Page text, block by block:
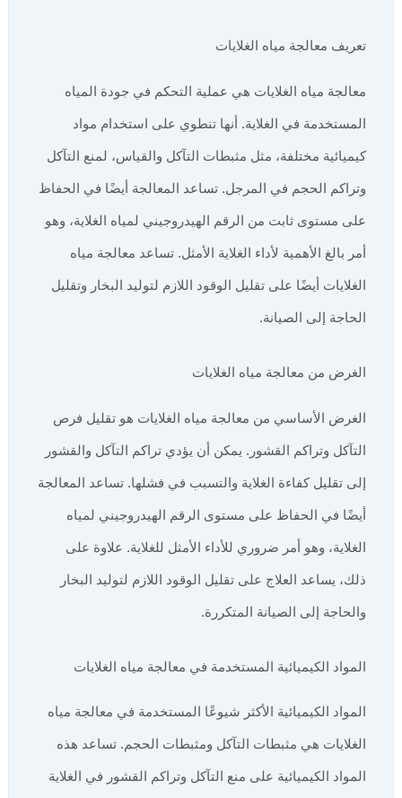
تعريف معالجة مياه الغلايات
معالجة مياه الغلايات هي عملية التحكم في جودة المياه
المستخدمة في الغلاية. أنها تنطوي على استخدام مواد
كيميائية مختلفة، مثل مثبطات التآكل والقياس، لمنع التآكل
وتراكم الحجم في المرجل. تساعد المعالجة أيضًا في الحفاظ
على مستوى ثابت من الرقم الهيدروجيني لمياه الغلاية، وهو
أمر بالغ الأهمية لأداء الغلاية الأمثل. تساعد معالجة مياه
الغلايات أيضًا على تقليل الوقود اللازم لتوليد البخار وتقليل
الحاجة إلى الصيانة.
الغرض من معالجة مياه الغلايات
الغرض الأساسي من معالجة مياه الغلايات هو تقليل فرص
التآكل وتراكم القشور. يمكن أن يؤدي تراكم التآكل والقشور
إلى تقليل كفاءة الغلاية والتسبب في فشلها. تساعد المعالجة
أيضًا في الحفاظ على مستوى الرقم الهيدروجيني لمياه
الغلاية، وهو أمر ضروري للأداء الأمثل للغلاية. علاوة على
ذلك، يساعد العلاج على تقليل الوقود اللازم لتوليد البخار
والحاجة إلى الصيانة المتكررة.
المواد الكيميائية المستخدمة في معالجة مياه الغلايات
المواد الكيميائية الأكثر شيوعًا المستخدمة في معالجة مياه
الغلايات هي مثبطات التآكل ومثبطات الحجم. تساعد هذه
المواد الكيميائية على منع التآكل وتراكم القشور في الغلاية